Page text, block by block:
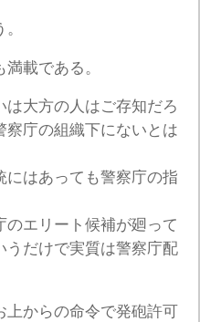
載である。
大方の人はご存知だろ
察庁の組織下にないとは
にはあっても警察庁の指
のエリート候補が廻って
うだけで実質は警察庁配
上からの命令で発砲許可